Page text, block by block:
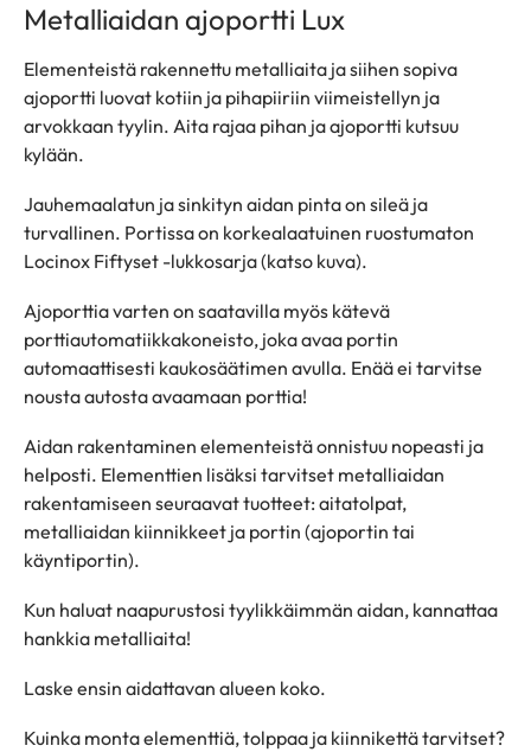
Metalliaidan ajoportti Lux
Elementeistä rakennettu metalliaita ja siihen sopiva
ajoportti luovat kotiin ja pihapiiriin viimeistellyn ja
arvokkaan tyylin. Aita rajaa pihan ja ajoportti kutsuu
kylään.
Jauhemaalatun ja sinkityn aidan pinta on sileä ja
turvallinen. Portissa on korkealaatuinen ruostumaton
Locinox Fiftyset -lukkosarja (katso kuva).
Ajoporttia varten on saatavilla myös kätevä
porttiautomatiikkakoneisto, joka avaa portin
automaattisesti kaukosäätimen avulla. Enää ei tarvitse
nousta autosta avaamaan porttia!
Aidan rakentaminen elementeistä onnistuu nopeasti ja
helposti. Elementtien lisäksi tarvitset metalliaidan
rakentamiseen seuraavat tuotteet: aitatolpat,
metalliaidan kiinnikkeet ja portin (ajoportin tai
käyntiportin).
Kun haluat naapurustosi tyylikkäimmän aidan, kannattaa
hankkia metalliaita!
Laske ensin aidattavan alueen koko.
Kuinka monta elementtiä, tolppaa ja kiinnikettä tarvitset?